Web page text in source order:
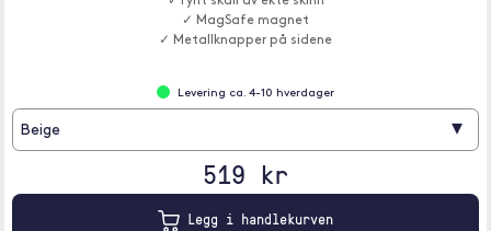
✓ MagSafe magnet
✓ Metallknapper på sidene
Levering ca. 4-10 hverdager
Beige ▾
519 kr
Legg i handlekurven